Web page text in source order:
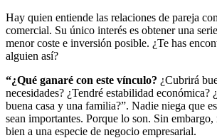
Hay quien entiende las relaciones de pareja
comercial. Su único interés es obtener una
menor coste e inversión posible. ¿Te has
alguien así?
“¿Qué ganaré con este vínculo? ¿Cubrirá
necesidades? ¿Tendré estabilidad económica?
buena casa y una familia?”. Nadie niega que
sean importantes. Porque lo son. Sin embargo,
bien a una especie de negocio empresarial.